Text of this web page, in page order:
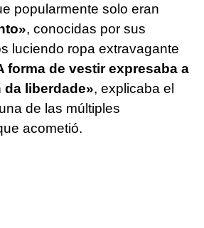
popularmente solo eran
, conocidas por sus
luciendo ropa extravagante
forma de vestir expresaba a
liberdade», explicaba el
de las múltiples
acometió.